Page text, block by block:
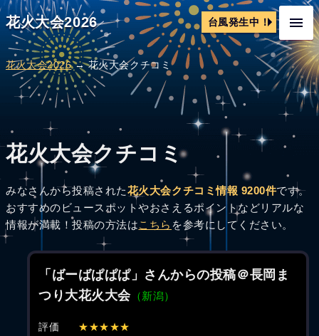
花火大会2026 台風発生中！
花火大会2026→ 花火大会クチコミ
花火大会クチコミ
みなさんから投稿された花火大会クチコミ情報 9200件です。
おすすめのビュースポットやおさえるポイントなどリアルな
情報が満載！投稿の方法はこちら を参考にしてください。
「ばーばぱぱぱ」さんからの投稿＠長岡ま
つり大花火大会（新潟）
評価
★★★★★